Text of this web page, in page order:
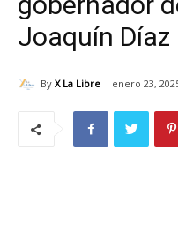
Joaquín Díaz
By X La Libre enero 23,